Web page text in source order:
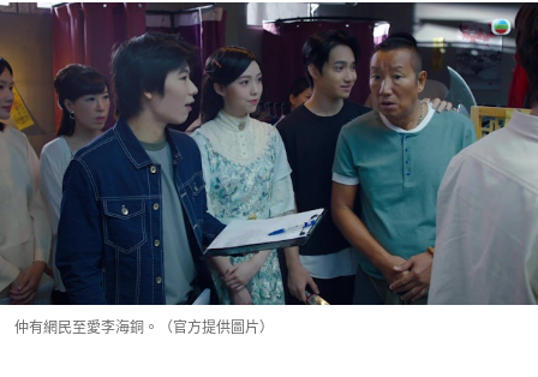
仲有網民至愛李海銅。（官方提供圖片）